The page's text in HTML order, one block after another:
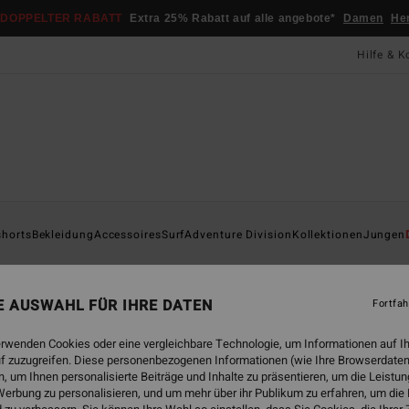
DOPPELTER RABATT Extra 25% Rabatt auf alle angebote* Damen
Hilfe &
BekleidungAccessoiresSurfAdventure DivisionKollektionenJungen
AUSWAHL FÜR IHRE DATEN
Cookies oder eine vergleichbare Technologie, um Informationen auf
zuzugreifen. Diese personenbezogenen Informationen (wie Ihre
um Ihnen personalisierte Beiträge und Inhalte zu präsentieren, um die
zu personalisieren, und um mehr über ihr Publikum zu erfahren, um